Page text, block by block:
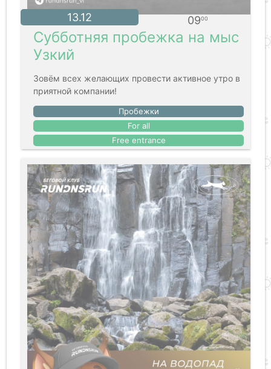
13.12 0900
Субботняя пробежка на мыс
Узкий
Зовём всех желающих провести активное утро в
приятной компании!
Пробежки
For all
Free entrance